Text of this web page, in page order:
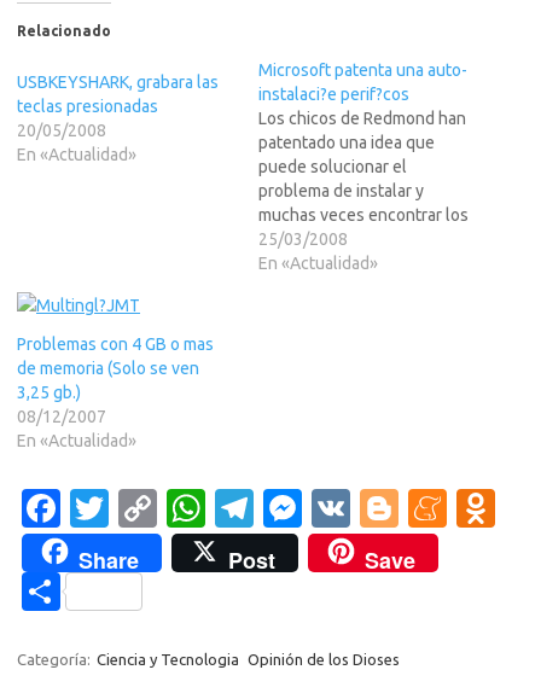
Relacionado
USBKEYSHARK, grabara las
teclas presionadas
20/05/2008
En «Actualidad»
Microsoft patenta una auto-
instalaci?e perif?cos
Los chicos de Redmond han
patentado una idea que
puede solucionar el
problema de instalar y
muchas veces encontrar los
controladores adecuados
para los dispositivos de
25/03/2008
En «Actualidad»
Problemas con 4 GB o mas
de memoria (Solo se ven
3,25 gb.)
08/12/2007
En «Actualidad»
Fa
c
e
b
o
T
w
it
te
r
C
o
p
Li
W
h
at
A
T
el
e
a
M
es
se
g
V
K
Bl
o
g
M
Share Post Save
C
m
Categoría: Ciencia y Tecnologia Opinión de los Dioses